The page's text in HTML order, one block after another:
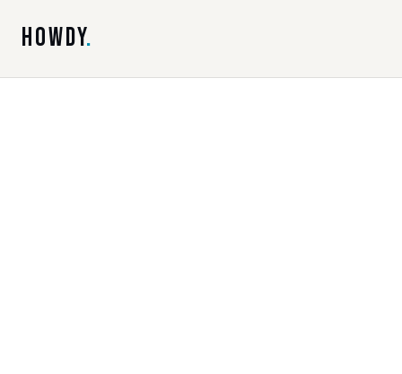
HOWDY.